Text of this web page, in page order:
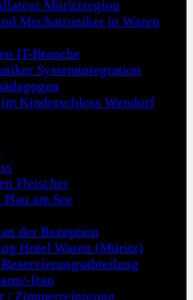
Müritzregion
Mechatroniker in Waren
IT-Branche
Systemintegration
Kinderschloss Wendorf
Fleischer
am See
der Rezeption
Hotel Waren (Müritz)
frau
/ Zimmerreinigung